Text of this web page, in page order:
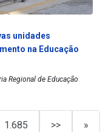
unidades
na Educação
Regional de Educação
1.685 >> »